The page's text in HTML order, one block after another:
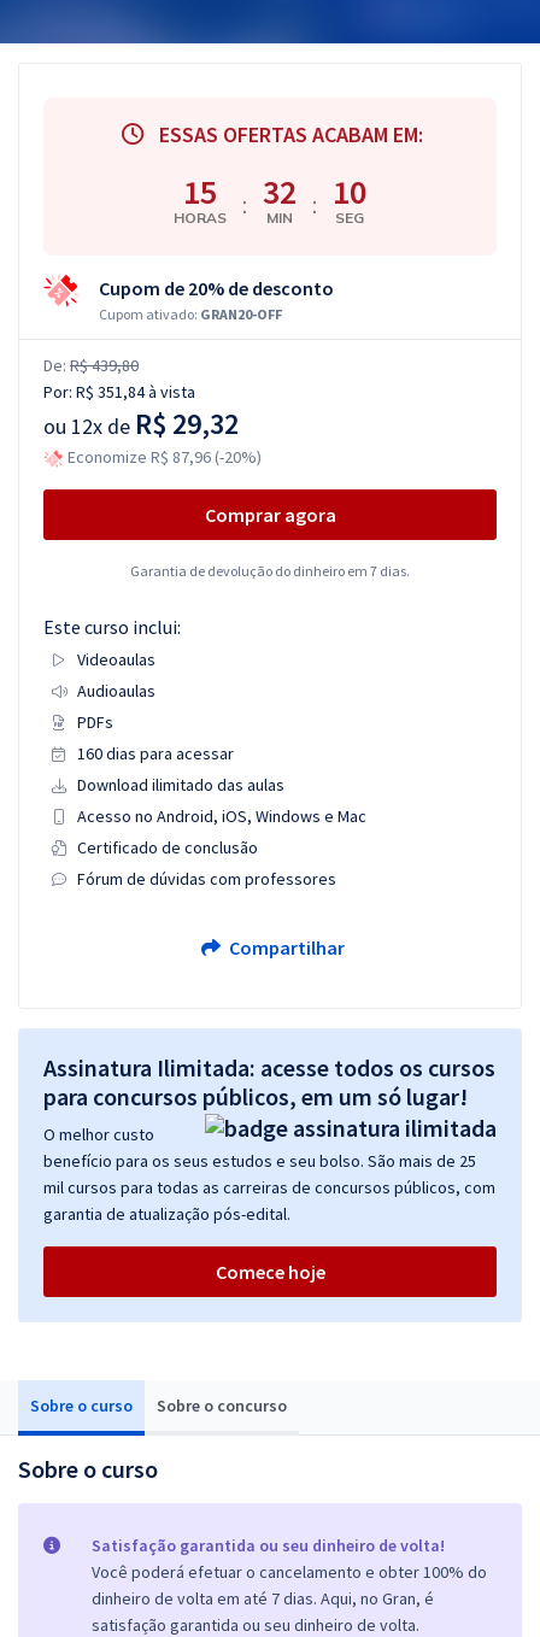
Sobre o curso Sobre o concurso
Sobre o curso
Satisfação garantida ou seu dinheiro de volta!
Você poderá efetuar o cancelamento e obter 100% do
dinheiro de volta em até 7 dias. Aqui, no Gran, é
satisfação garantida ou seu dinheiro de volta.
ESSAS OFERTAS ACABAM EM:
15
HORAS : 32
MIN : 09
SEG
Cupom de 20% de desconto
Cupom ativado: GRAN20-OFF
De: R$ 439,80
Por: R$ 351,84à vista
ou 12x de R$ 29,32
Economize R$ 87,96 (-20%)
Comprar agora
Garantia de devolução do dinheiro em 7 dias.
Este curso inclui:
Videoaulas
Audioaulas
PDFs
160 dias para acessar
Download ilimitado das aulas
Acesso no Android, iOS, Windows e Mac
Certificado de conclusão
Fórum de dúvidas com professores
Compartilhar
Assinatura Ilimitada: acesse todos os cursos
para concursos públicos, em um só lugar!
O melhor custo
benefício para os seus estudos e seu bolso. São mais de 25
mil cursos para todas as carreiras de concursos públicos, com
garantia de atualização pós-edital.
Comece hoje